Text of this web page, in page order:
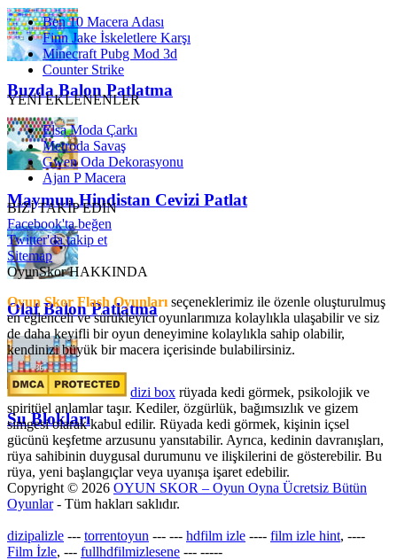
Buzda Balon Patlatma
Maymun Hindistan Cevizi Patlat
Olaf Balon Patlatma
Su Blokları
Ben 10 Macera Adası
Finn Jake İskeletlere Karşı
Minecraft Pubg Mod 3d
Counter Strike
YENİ EKLENENLER
Elsa Moda Çarkı
Metroda Savaş
Gwen Oda Dekorasyonu
Ajan P Macera
BİZİ TAKİP EDİN
Facebook'ta beğen
Twitter'da takip et
Sitemap
OyunSkor HAKKINDA
Oyun Skor Flash Oyunları seçeneklerimiz ile özenle oluşturulmuş
en eğlenceli ve sürükleyici oyunlarımıza kolaylıkla ulaşabilir ve siz
de daha keyifli bir oyun deneyimine kolaylıkla sahip olabilir,
kendinizi büyük bir macera içerisinde bulabilirsiniz.
dizi box rüyada kedi görmek​, psikolojik ve
spiritüel anlamlar taşır. Kediler, özgürlük, bağımsızlık ve gizem
simgesi olarak kabul edilir. Rüyada kedi görmek, kişinin içsel
gücünü keşfetme arzusunu yansıtabilir. Ayrıca, kedinin davranışları,
rüya sahibinin duygusal durumunu ve ilişkilerini de gösterebilir. Bu
rüya, yeni başlangıçlar veya uyanışa işaret edebilir.
Copyright © 2026 OYUN SKOR – Oyun Oyna Ücretsiz Bütün
Oyunlar- Tüm hakları saklıdır.
dizipalizle --- torrentoyun --- --- hdfilm izle ---- film izle hint, ----
Film İzle, --- fullhdfilmizlesene --- -----